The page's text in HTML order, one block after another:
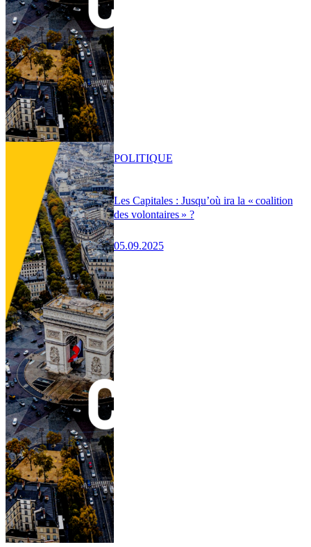
Les Capitales : Jusqu’où ira la « coalition
des volontaires » ?
05.09.2025
POLITIQUE